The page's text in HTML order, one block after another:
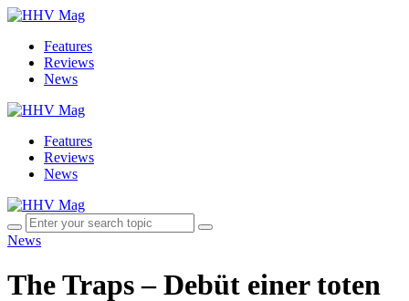
Features
Reviews
News
Features
Reviews
News
News
The Traps – Debüt einer toten